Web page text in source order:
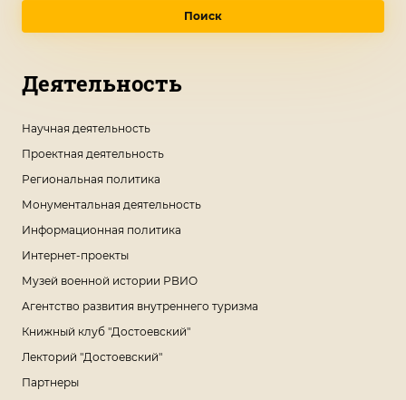
Поиск
Деятельность
Научная деятельность
Проектная деятельность
Региональная политика
Монументальная деятельность
Информационная политика
Интернет-проекты
Музей военной истории РВИО
Агентство развития внутреннего туризма
Книжный клуб "Достоевский"
Лекторий "Достоевский"
Партнеры